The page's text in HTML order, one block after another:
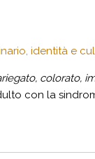
identità e
con la